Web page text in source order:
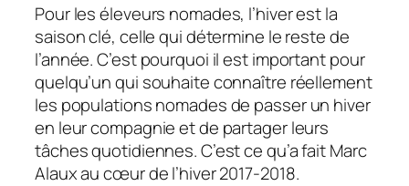
Pour les éleveurs nomades, l’hiver est la
saison clé, celle qui détermine le reste de
l’année. C’est pourquoi il est important pour
quelqu’un qui souhaite connaître réellement
les populations nomades de passer un hiver
en leur compagnie et de partager leurs
tâches quotidiennes. C’est ce qu’a fait Marc
Alaux au cœur de l’hiver 2017-2018.